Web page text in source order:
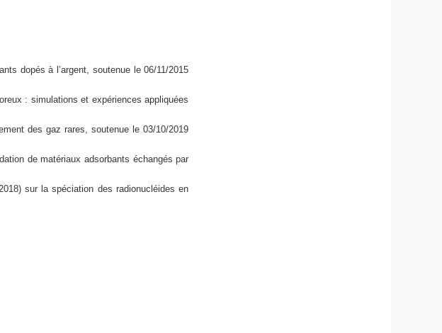
dopés à l’argent, soutenue le 06/11/2015
: simulations et expériences appliquées
des gaz rares, soutenue le 03/10/2019
de matériaux adsorbants échangés par
sur la spéciation des radionucléides en